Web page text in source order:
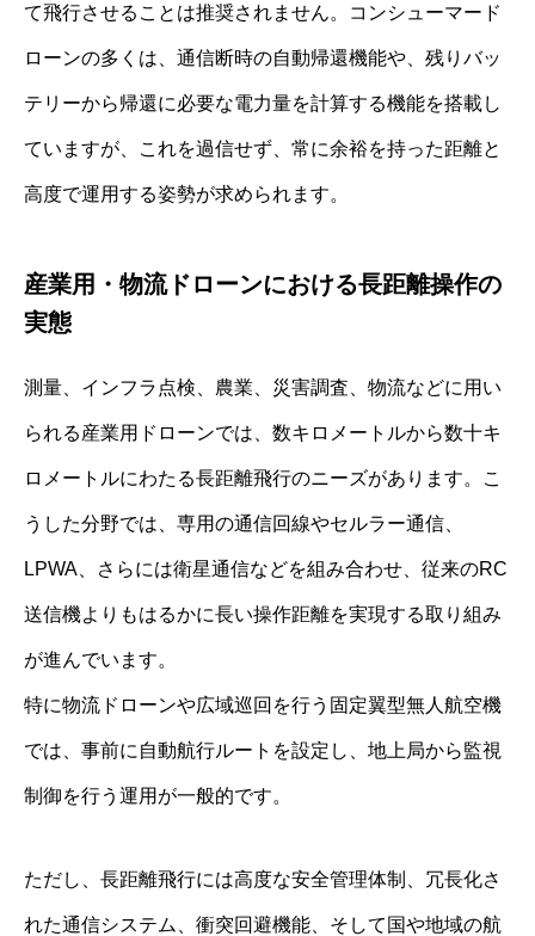
て飛行させることは推奨されません。コンシューマード
ローンの多くは、通信断時の自動帰還機能や、残りバッ
テリーから帰還に必要な電力量を計算する機能を搭載し
ていますが、これを過信せず、常に余裕を持った距離と
高度で運用する姿勢が求められます。
産業用・物流ドローンにおける長距離操作の
実態
測量、インフラ点検、農業、災害調査、物流などに用い
られる産業用ドローンでは、数キロメートルから数十キ
ロメートルにわたる長距離飛行のニーズがあります。こ
うした分野では、専用の通信回線やセルラー通信、
LPWA、さらには衛星通信などを組み合わせ、従来のRC
送信機よりもはるかに長い操作距離を実現する取り組み
が進んでいます。
特に物流ドローンや広域巡回を行う固定翼型無人航空機
では、事前に自動航行ルートを設定し、地上局から監視
制御を行う運用が一般的です。
ただし、長距離飛行には高度な安全管理体制、冗長化さ
れた通信システム、衝突回避機能、そして国や地域の航